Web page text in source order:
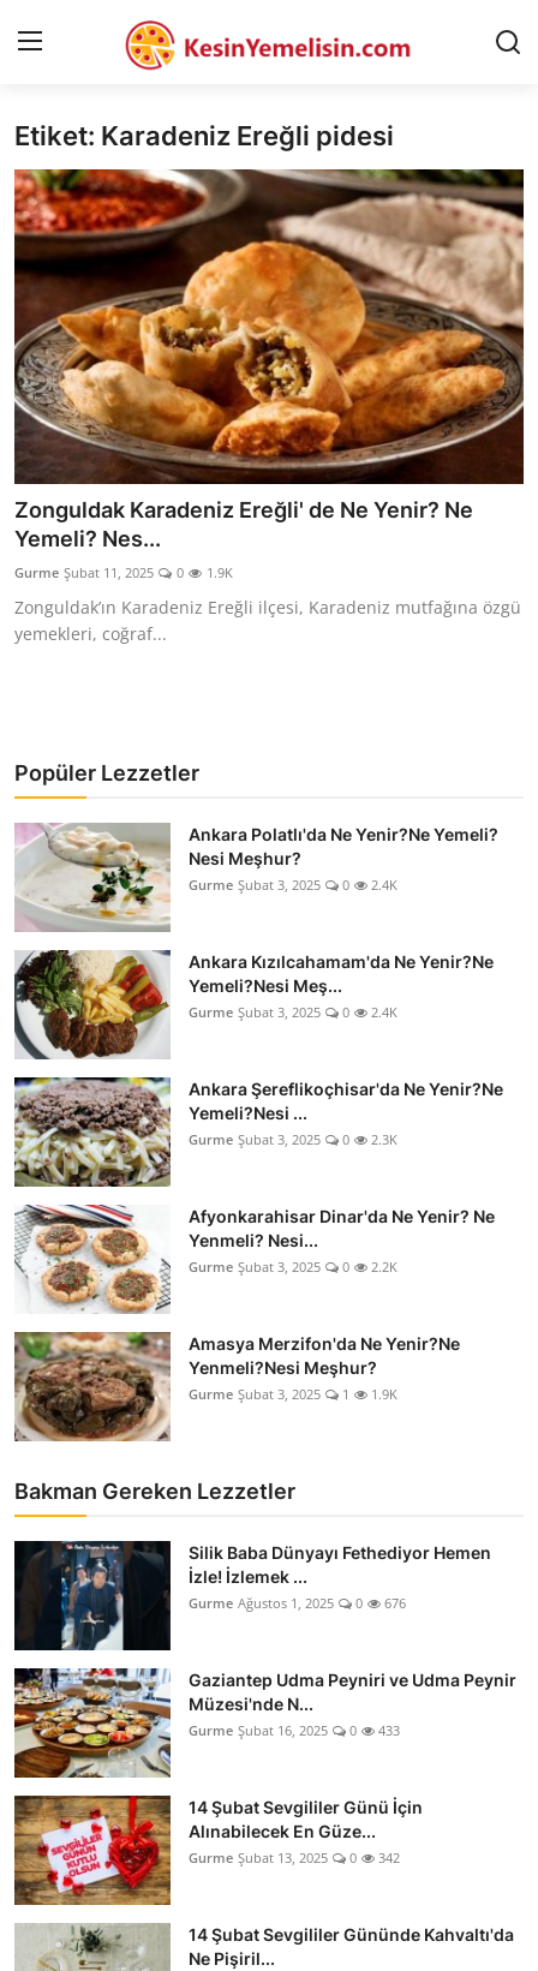
AnaSayfa
Gizlilik Sözleşmesi
Rüya Tabirleri
Diyet & Sağlıklı Beslenme
İletişim
Şehirler
Helal Gıda & Dini Hükümler
Gıda Güvenliği & Bilimi
Kalori & Diyet Rehberi
Mutfak Püf Noktaları & İpuçları
İçecek Kültürü & Barista
Yöresel Tarifler & Ev Yemekleri
Gıda Güvenliği & Sağlık
İçecek Kültürü & Rehberleri
Popüler Kültür & Mutfak Tarihi
Mutfak Temizliği & Pratik Bilgiler
Anne & Bebek Beslenmesi
Mutfak Sırları & Teknikler
Gıda Sözlüğü & Nedir?
Yemek Tarifleri & Menüler
Etiket: Karadeniz Ereğli pidesi
Zonguldak Karadeniz Ereğli' de Ne Yenir? Ne
Yemeli? Nes...
Gurme Şubat 11, 2025 0 1.9K
Zonguldak’ın Karadeniz Ereğli ilçesi, Karadeniz mutfağına özgü
yemekleri, coğraf...
Popüler Lezzetler
Ankara Polatlı'da Ne Yenir?Ne Yemeli?
Nesi Meşhur?
Gurme Şubat 3, 2025 0 2.4K
Ankara Kızılcahamam'da Ne Yenir?Ne
Yemeli?Nesi Meş...
Gurme Şubat 3, 2025 0 2.4K
Ankara Şereflikoçhisar'da Ne Yenir?Ne
Yemeli?Nesi ...
Gurme Şubat 3, 2025 0 2.3K
Afyonkarahisar Dinar'da Ne Yenir? Ne
Yenmeli? Nesi...
Gurme Şubat 3, 2025 0 2.2K
Amasya Merzifon'da Ne Yenir?Ne
Yenmeli?Nesi Meşhur?
Gurme Şubat 3, 2025 1 1.9K
Bakman Gereken Lezzetler
Silik Baba Dünyayı Fethediyor Hemen
İzle! İzlemek ...
Gurme Ağustos 1, 2025 0 676
Gaziantep Udma Peyniri ve Udma Peynir
Müzesi'nde N...
Gurme Şubat 16, 2025 0 433
14 Şubat Sevgililer Günü İçin
Alınabilecek En Güze...
Gurme Şubat 13, 2025 0 342
14 Şubat Sevgililer Gününde Kahvaltı'da
Ne Pişiril...